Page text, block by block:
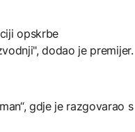
opskrbe
dodao je premijer.
gdje je razgovarao s